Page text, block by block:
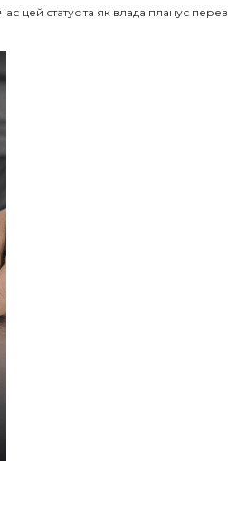
цей статус та як влада планує